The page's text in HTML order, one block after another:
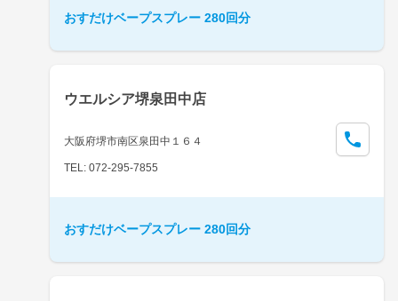
おすだけベープスプレー 280回分
ウエルシア堺泉田中店
大阪府堺市南区泉田中１６４
TEL: 072-295-7855
おすだけベープスプレー 280回分